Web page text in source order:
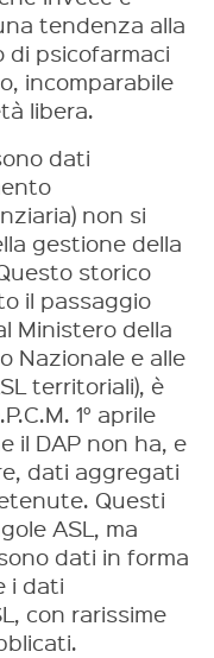
tendenza alla
di psicofarmaci
incomparabile
libera.
dati
non si
gestione della
storico
il passaggio
Ministero della
Nazionale e alle
territoriali), è
1° aprile
il DAP non ha, e
dati aggregati
Questi
ASL, ma
dati in forma
i dati
con rarissime